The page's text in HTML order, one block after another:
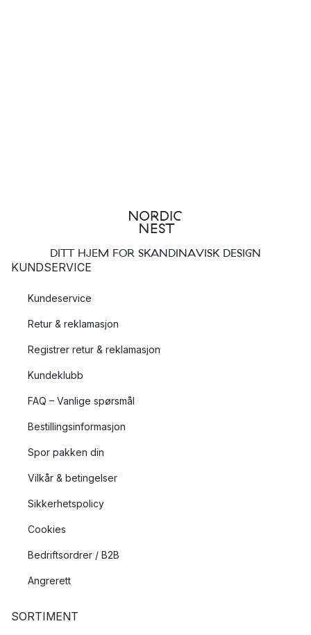
DITT HJEM FOR SKANDINAVISK DESIGN
KUNDSERVICE
Kundeservice
Retur & reklamasjon
Registrer retur & reklamasjon
Kundeklubb
FAQ – Vanlige spørsmål
Bestillingsinformasjon
Spor pakken din
Vilkår & betingelser
Sikkerhetspolicy
Cookies
Bedriftsordrer / B2B
Angrerett
SORTIMENT